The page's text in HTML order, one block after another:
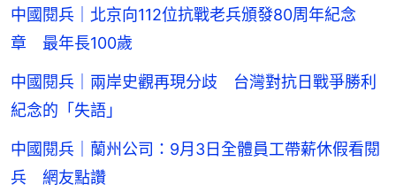
中國閱兵｜北京向112位抗戰老兵頒發80周年紀念
章 最年長100歲
中國閱兵｜兩岸史觀再現分歧 台灣對抗日戰爭勝利
紀念的「失語」
中國閱兵｜蘭州公司：9月3日全體員工帶薪休假看閱
兵 網友點讚